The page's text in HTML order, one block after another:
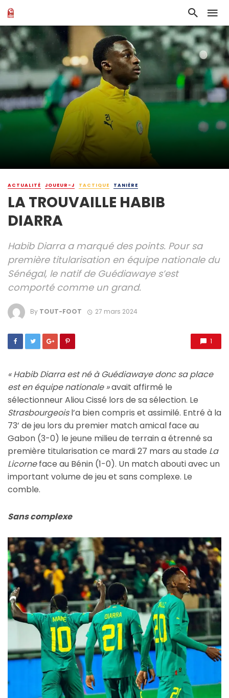
ACTUALITÉ JOUEUR-J TACTIQUE TANIÈRE
LA TROUVAILLE HABIB
DIARRA
Habib Diarra a marqué des points. Pour sa
première titularisation en équipe nationale du
Sénégal, le natif de Guédiawaye s’est
comporté comme un grand.
By TOUT-FOOT 27 mars 2024
1
« Habib Diarra est né à Guédiawaye donc sa place
est en équipe nationale »avait affirmé le
sélectionneur Aliou Cissé lors de sa sélection. Le
Strasbourgeoisl’a bien compris et assimilé. Entré à la
73’ de jeu lors du premier match amical face au
Gabon (3-0) le jeune milieu de terrain a étrenné sa
première titularisation ce mardi 27 mars au stade La
Licorneface au Bénin (1-0). Un match abouti avec un
important volume de jeu et sans complexe. Le
comble.
Sans complexe